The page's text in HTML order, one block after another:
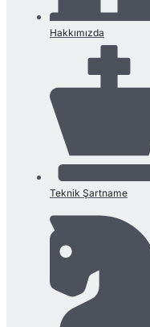
Hakkımızda
Teknik Şartname